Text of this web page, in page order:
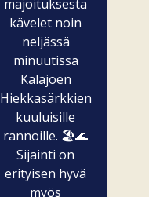
majoituksesta
kävelet noin
neljässä
minuutissa
Kalajoen
Hiekkasärkkien
kuuluisille
rannoille. 🏖️🌊
Sijainti on
erityisen hyvä
myös